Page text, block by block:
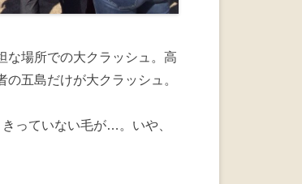
な場所での大クラッシュ。高
五島だけが大クラッシュ。
っていない毛が…。いや、